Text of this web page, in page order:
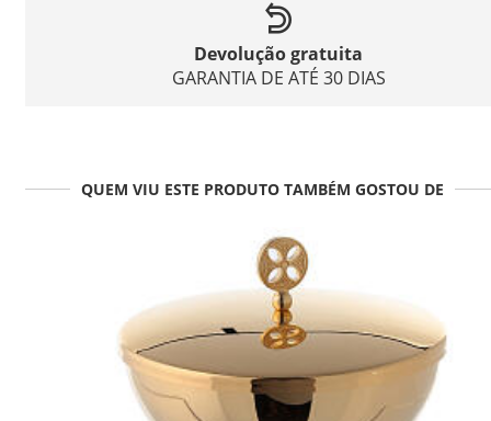
Devolução gratuita
GARANTIA DE ATÉ 30 DIAS
QUEM VIU ESTE PRODUTO TAMBÉM GOSTOU DE